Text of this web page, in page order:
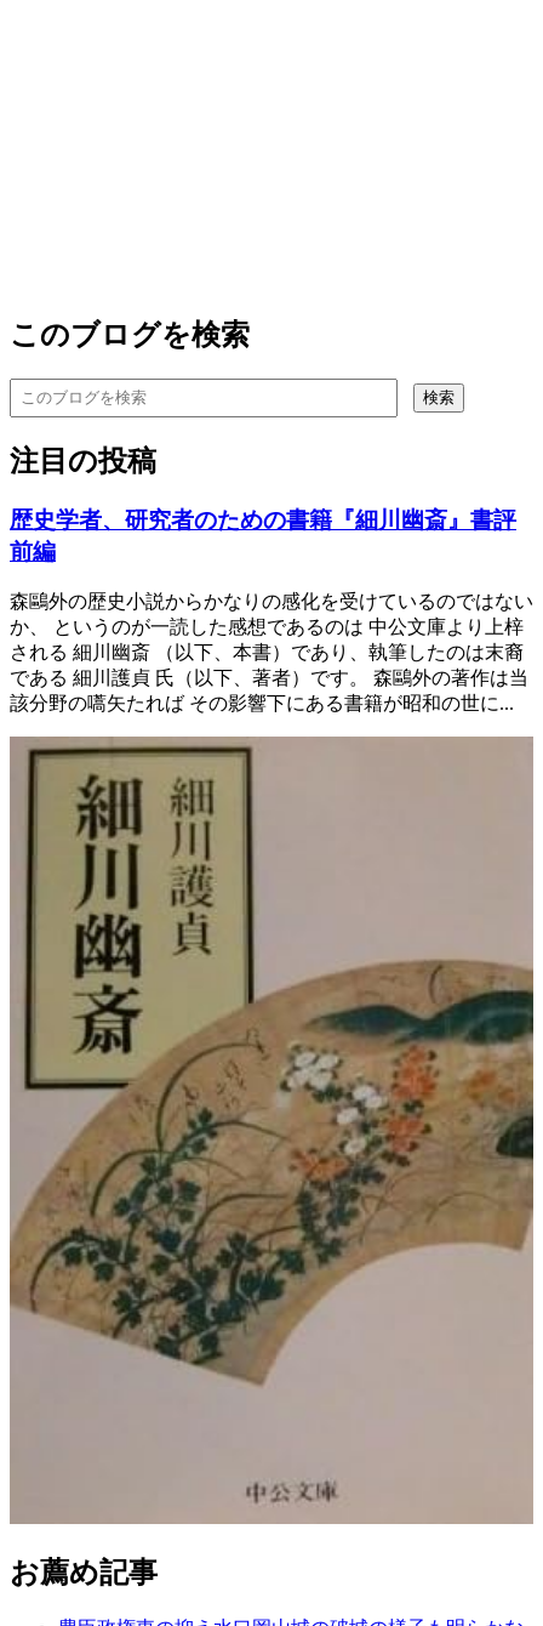
このブログを検索
注目の投稿
歴史学者、研究者のための書籍『細川幽斎』書評
前編
森鷗外の歴史小説からかなりの感化を受けているのではない
か、 というのが一読した感想であるのは 中公文庫より上梓
される 細川幽斎 （以下、本書）であり、執筆したのは末裔
である 細川護貞 氏（以下、著者）です。 森鷗外の著作は当
該分野の嚆矢たれば その影響下にある書籍が昭和の世に...
お薦め記事